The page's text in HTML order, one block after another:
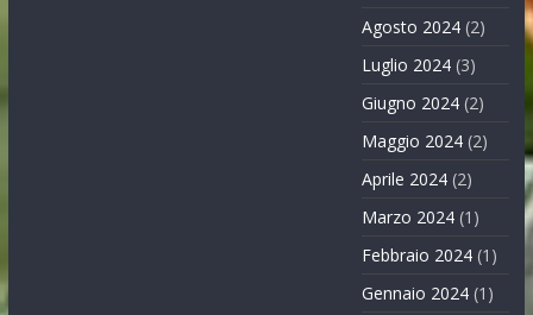
Agosto 2024 (2)
Luglio 2024 (3)
Giugno 2024 (2)
Maggio 2024 (2)
Aprile 2024 (2)
Marzo 2024 (1)
Febbraio 2024 (1)
Gennaio 2024 (1)